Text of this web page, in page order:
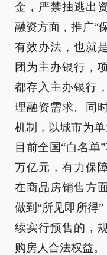
金，严禁抽逃出
融资方面，推广“
有效办法，也就
团为主办银行，
都存入主办银行
理融资需求。同
机制，以城市为单
目前全国“白名单
万亿元，有力保
在商品房销售方
做到“所见即所得
续实行预售的，
购房人合法权益。